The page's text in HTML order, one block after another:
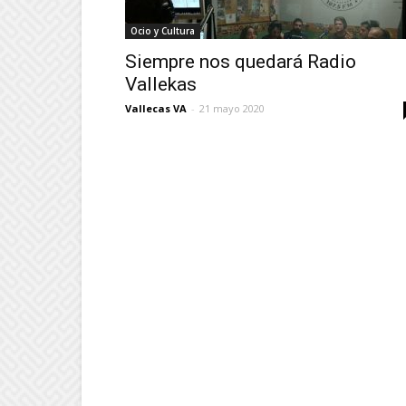
Ocio y Cultura
Siempre nos quedará Radio
Vallekas
Vallecas VA - 21 mayo 2020